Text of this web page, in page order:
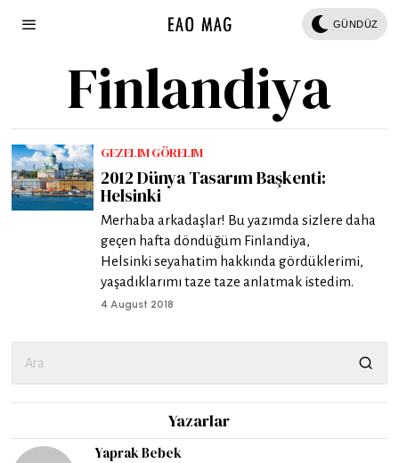
GÜNDÜZ
Finlandiya
GEZELIM GÖRELIM
2012 Dünya Tasarım Başkenti:
Helsinki
Merhaba arkadaşlar! Bu yazımda sizlere daha
geçen hafta döndüğüm Finlandiya,
Helsinki seyahatim hakkında gördüklerimi,
yaşadıklarımı taze taze anlatmak istedim.
4 August 2018
Yazarlar
Yaprak Bebek